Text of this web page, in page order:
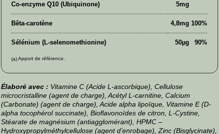
Co-enzyme Q10 (Ubiquinone) 5mg
Bêta-carotène 4,8mg 100%
Sélénium (L-selenomethionine) 50µg 90%
(a)Apport de référence.
Élaboré avec : Vitamine C (Acide L-ascorbique), Cellulose
microcristalline (agent de charge), Acétyl L-carnitine, Calcium
(Carbonate) (agent de charge), Acide alpha lipoïque, Vitamine E (D-
alpha tocophérol succinate), Bioflavonoïdes de citron, L-Cystine,
Stéarate de magnésium (antiagglomérant), HPMC –
Hydroxypropylméthylcellulose (agent d’enrobage), Zinc (Bisglycinate),